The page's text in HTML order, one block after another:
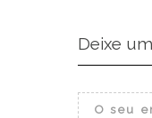
Deixe
O seu